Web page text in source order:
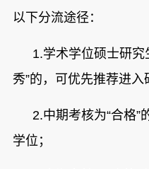
以下分流途径：
1.学术学位硕士研究
秀”的，可优先推荐进入
2.中期考核为“合格”
学位；